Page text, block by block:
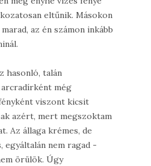
eltűnik. Másokon
az én számon inkább
hasonló, talán
még
viszont kicsit
azért, mert megszoktam
Az állaga krémes, de
egyáltalán nem ragad -
örülök. Úgy